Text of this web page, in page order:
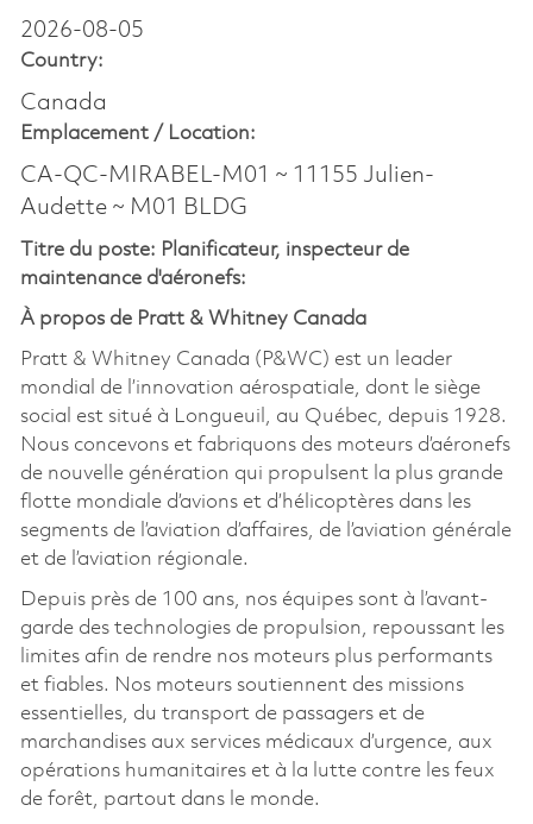
2026-08-05
Country:
Canada
Emplacement / Location:
CA-QC-MIRABEL-M01 ~ 11155 Julien-
Audette ~ M01 BLDG
Titre du poste: Planificateur, inspecteur de
maintenance d'aéronefs:
À propos de Pratt & Whitney Canada
Pratt & Whitney Canada (P&WC) est un leader
mondial de l’innovation aérospatiale, dont le siège
social est situé à Longueuil, au Québec, depuis 1928.
Nous concevons et fabriquons des moteurs d’aéronefs
de nouvelle génération qui propulsent la plus grande
flotte mondiale d’avions et d’hélicoptères dans les
segments de l’aviation d’affaires, de l’aviation générale
et de l’aviation régionale.
Depuis près de 100 ans, nos équipes sont à l’avant-
garde des technologies de propulsion, repoussant les
limites afin de rendre nos moteurs plus performants
et fiables. Nos moteurs soutiennent des missions
essentielles, du transport de passagers et de
marchandises aux services médicaux d’urgence, aux
opérations humanitaires et à la lutte contre les feux
de forêt, partout dans le monde.